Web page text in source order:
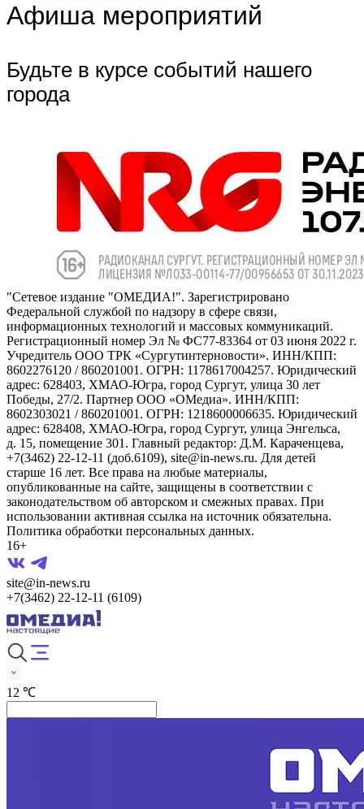
Афиша мероприятий
Будьте в курсе событий нашего
города
"Сетевое издание "ОМЕДИА!". Зарегистрировано
Федеральной службой по надзору в сфере связи,
информационных технологий и массовых коммуникаций.
Регистрационный номер Эл № ФС77-83364 от 03 июня 2022 г.
Учредитель ООО ТРК «Сургутинтерновости». ИНН/КПП:
8602276120 / 860201001. ОГРН: 1178617004257. Юридический
адрес: 628403, ХМАО-Югра, город Сургут, улица 30 лет
Победы, 27/2. Партнер ООО «ОМедиа». ИНН/КПП:
8602303021 / 860201001. ОГРН: 1218600006635. Юридический
адрес: 628408, ХМАО-Югра, город Сургут, улица Энгельса,
д. 15, помещение 301. Главный редактор: Д.М. Караченцева,
+7(3462) 22-12-11 (доб.6109), site@in-news.ru. Для детей
старше 16 лет. Все права на любые материалы,
опубликованные на сайте, защищены в соответствии с
законодательством об авторском и смежных правах. При
использовании активная ссылка на источник обязательна.
Политика обработки персональных данных.
16+
site@in-news.ru
+7(3462) 22-12-11 (6109)
12 ℃